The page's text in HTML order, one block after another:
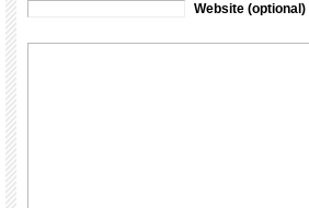
Website (optional)